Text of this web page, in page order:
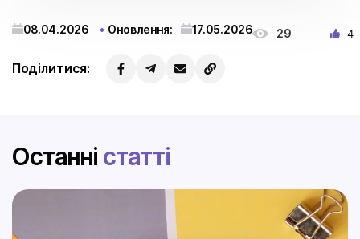
08.04.2026 Оновлення: 17.05.2026 29 4
Поділитися:
Останні статті